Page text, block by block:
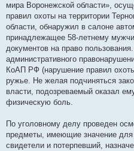
мира Воронежской области»,
правил охоты на территории
области, обнаружил в салоне
принадлежащее 58-летнему
документов на право
административного
КоАП РФ (нарушение правил
ружье. Не желая подчиняться
власти, подозреваемый оказал
физическую боль.
По уголовному делу проведен
предметы, имеющие значение
свидетели и потерпевший,